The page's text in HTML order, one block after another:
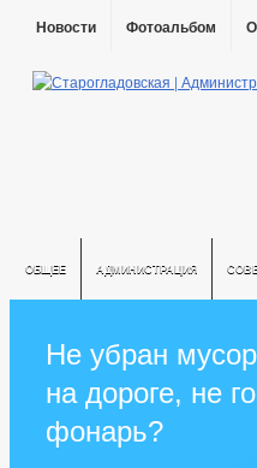
Новости Фотоальбом
ОБЩЕЕ АДМИНИСТРАЦИЯ
Не убран
на дороге, не
фонарь?